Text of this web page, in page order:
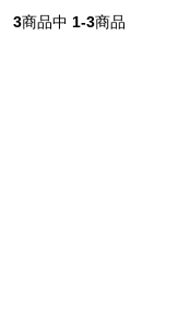
3商品中 1-3商品